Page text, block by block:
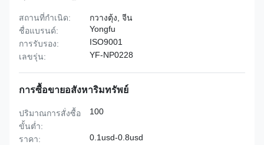
สถานที่กำเนิด:
กวางตุ้ง, จีน
ชื่อแบรนด์:
Yongfu
การรับรอง:
ISO9001
เลขรุ่น:
YF-NP0228
การซื้อขายอสังหาริมทรัพย์
ปริมาณการสั่งซื้อ
ขั้นต่ำ:
100
ราคา:
0.1usd-0.8usd